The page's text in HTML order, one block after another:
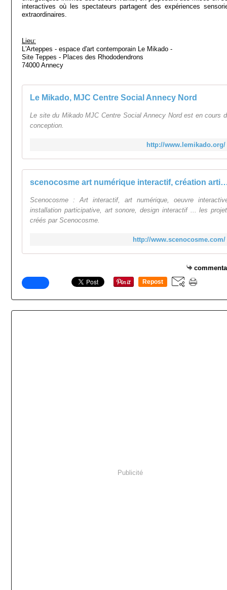
interactives où les spectateurs partagent des expériences
extraordinaires.
Lieu:
L'Arteppes - espace d'art contemporain Le Mikado -
Site Teppes - Places des Rhododendrons
74000 Annecy
Le Mikado, MJC Centre Social Annecy Nord
Le site du Mikado MJC Centre Social Annecy Nord est en cours
conception.
http://www.lemikado.org/
scenocosme art numérique interactif, création
Scenocosme : Art interactif, art numérique, oeuvre
installation participative, art sonore, design interactif ... les
créés par Scenocosme.
http://www.scenocosme.com/
Repost
Publicité